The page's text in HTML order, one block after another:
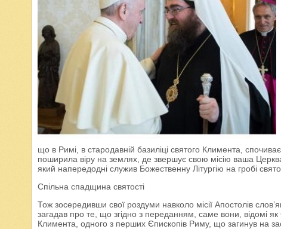
що в Римі, в стародавній базиліці святого Климента,
поширила віру на землях, де звершує свою місію ваша
який напередодні служив Божественну Літургію на гробі
Спільна спадщина святості
Тож зосередивши свої роздуми навколо місії Апостолів
загадав про те, що згідно з переданням, саме вони, відомі
Климента, одного з перших Єпископів Риму, що загинув на